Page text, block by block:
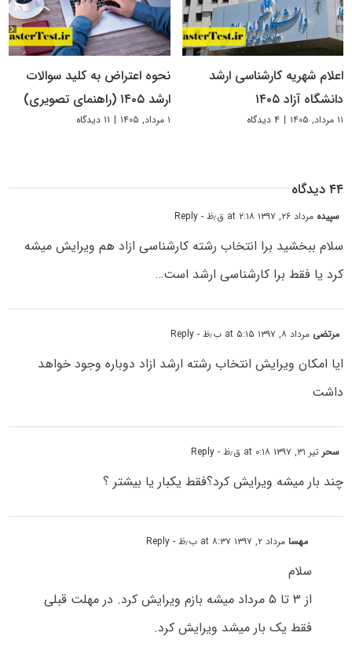
اعلام شهریه کارشناسی ارشد
دانشگاه آزاد ۱۴۰۵
۱۱ مرداد, ۱۴۰۵ | ۴ دیدگاه
نحوه اعتراض به کلید سوالات
ارشد ۱۴۰۵ (راهنمای تصویری)
۱ مرداد, ۱۴۰۵ | ۱۱ دیدگاه
۴۴ دیدگاه
سپیده مرداد ۲۶, ۱۳۹۷ at ۲:۱۸ ق٫ظ - Reply
سلام ببخشید برا انتخاب رشته کارشناسی ازاد هم ویرایش میشه
کرد یا فقط برا کارشناسی ارشد است…
مرتضی مرداد ۸, ۱۳۹۷ at ۵:۱۵ ب٫ظ - Reply
ایا امکان ویرایش انتخاب رشته ارشد ازاد دوباره وجود خواهد
داشت
سحرتیر ۳۱, ۱۳۹۷ at ۰:۱۸ ق٫ظ - Reply
چند بار میشه ویرایش کرد؟فقط یکبار یا بیشتر ؟
مهسامرداد ۲, ۱۳۹۷ at ۸:۳۷ ب٫ظ - Reply
سلام
از ۳ تا ۵ مرداد میشه بازم ویرایش کرد. در مهلت قبلی
فقط یک بار میشد ویرایش کرد.